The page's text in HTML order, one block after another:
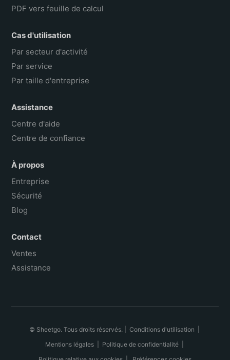
PDF vers feuille de calcul
Cas d'utilisation
Par secteur d'activité
Par service
Par taille d'entreprise
Assistance
Centre d'aide
Centre de confiance
À propos
Entreprise
Sécurité
Blog
Contact
Ventes
Assistance
© Sheetgo. Tous droits réservés. | Conditions d'utilisation
Mentions légales| Politique de confidentialité|